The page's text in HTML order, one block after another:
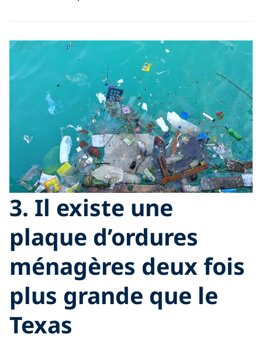
3. Il existe une
plaque d’ordures
ménagères deux fois
plus grande que le
Texas